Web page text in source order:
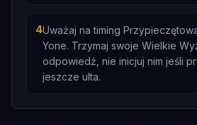
4Uważaj na timing
Yone. Trzymaj swoje Wielkie
odpowiedź, nie inicjuj nim jeśli
jeszcze ulta.